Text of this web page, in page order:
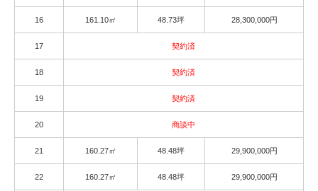
16 161.10㎡ 48.73坪 28,300,000円
17 契約済
18 契約済
19 契約済
20 商談中
21 160.27㎡ 48.48坪 29,900,000円
22 160.27㎡ 48.48坪 29,900,000円